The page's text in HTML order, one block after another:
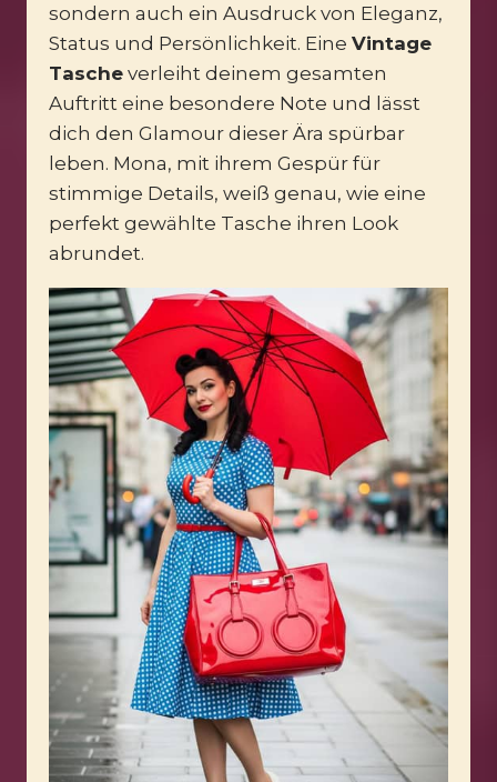
sondern auch ein Ausdruck von Eleganz,
Status und Persönlichkeit. Eine Vintage
Tasche verleiht deinem gesamten
Auftritt eine besondere Note und lässt
dich den Glamour dieser Ära spürbar
leben. Mona, mit ihrem Gespür für
stimmige Details, weiß genau, wie eine
perfekt gewählte Tasche ihren Look
abrundet.